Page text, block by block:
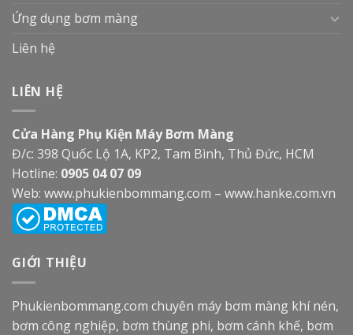
Ứng dụng bơm màng
Liên hệ
LIÊN HỆ
Cửa Hàng Phụ Kiện Máy Bơm Màng
Đ/c: 398 Quốc Lộ 1A, KP2, Tam Bình, Thủ Đức, HCM
Hotline: 0905 04 07 09
Web: www.phukienbommang.com – www.hanke.com.vn
GIỚI THIỆU
Phukienbommang.com chuyên máy bơm màng khí nén,
bơm công nghiệp, bơm thùng phi, bơm cánh khế, bơm